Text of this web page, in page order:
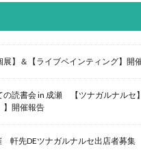
】＆【ライブペインティング】開
の読書会 in 成瀬 【ツナガルナルセ
】開催報告
軒先DEツナガルナルセ出店者募集